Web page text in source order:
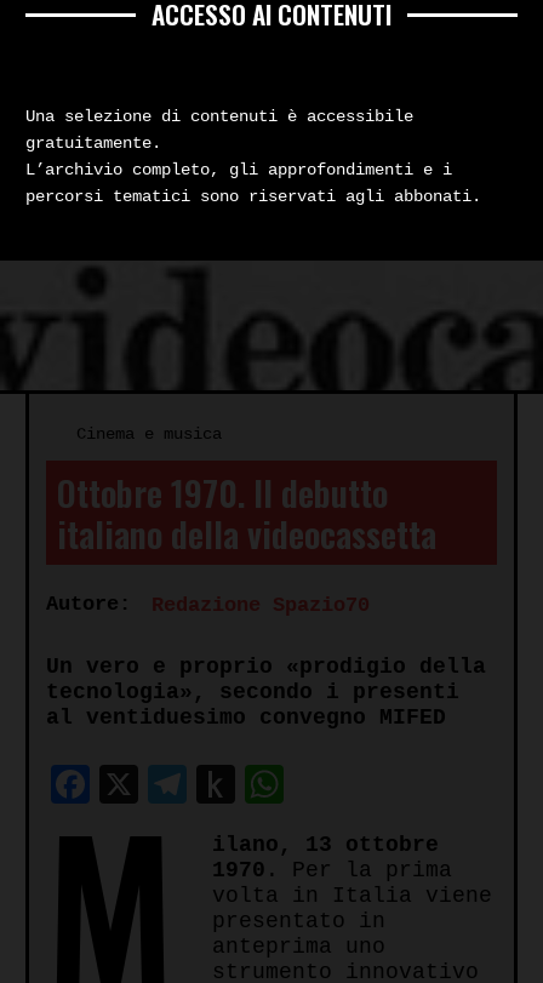
Cinema e musica
Ottobre 1970. Il debutto
italiano della videocassetta
Autore: Redazione Spazio70
Un vero e proprio «prodigio della
tecnologia», secondo i presenti
al ventiduesimo convegno MIFED
Facebook
X Telegram
Push
Kindle
M
ilano, 13 ottobre
1970 . Per la prima
volta in Italia viene
presentato in
anteprima uno
strumento innovativo
ACCESSO AI CONTENUTI
Una selezione di contenuti è accessibile
gratuitamente.
L’archivio completo, gli approfondimenti e i
percorsi tematici sono riservati agli abbonati.